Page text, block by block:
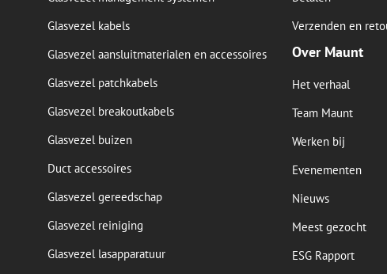
Glasvezel kabels
Glasvezel aansluitmaterialen en accessoires
Glasvezel patchkabels
Glasvezel breakoutkabels
Glasvezel buizen
Duct accessoires
Glasvezel gereedschap
Glasvezel reiniging
Glasvezel lasapparatuur
Verzenden en
Over Maunt
Het verhaal
Team Maunt
Werken bij
Evenementen
Nieuws
Meest gezocht
ESG Rapport